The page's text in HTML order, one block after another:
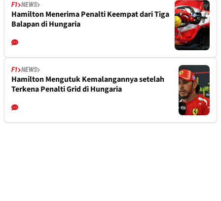
F1 NEWS
Hamilton Menerima Penalti Keempat dari Tiga
Balapan di Hungaria
F1 NEWS
Hamilton Mengutuk Kemalangannya setelah
Terkena Penalti Grid di Hungaria